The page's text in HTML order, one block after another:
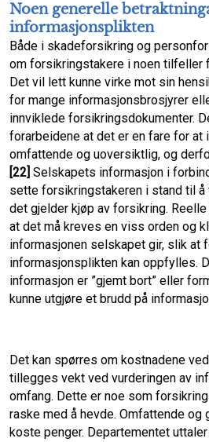
Noen generelle
informasjonsplikten
Både i skadeforsikring og
om forsikringstakere i noen tilfeller
Det vil lett kunne virke mot sin
for mange informasjonsbrosjyrer
innviklede forsikringsdokumenter.
forarbeidene at det er en fare for at
omfattende og uoversiktlig, og
[22] Selskapets informasjon i
sette forsikringstakeren i stand til å
det gjelder kjøp av forsikring.
at det må kreves en viss orden og
informasjonen selskapet gir, slik at
informasjonsplikten kan oppfylles.
informasjon er ”gjemt bort” eller
kunne utgjøre et brudd på
Det kan spørres om kostnadene
tillegges vekt ved vurderingen av
omfang. Dette er noe som
raske med å hevde. Omfattende og
koste penger. Departementet